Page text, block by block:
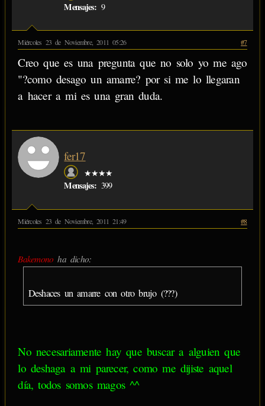
Mensajes: 9
Miércoles 23 de Noviembre, 2011 05:26 #7
Creo que es una pregunta que no solo yo me ago
"?como desago un amarre? por si me lo llegaran
a hacer a mi es una gran duda.
fer17
★★★★
Mensajes: 399
Miércoles 23 de Noviembre, 2011 21:49 #8
Bakemono ha dicho:
Deshaces un amarre con otro brujo (???)
No necesariamente hay que buscar a alguien que
lo deshaga a mi parecer, como me dijiste aquel
día, todos somos magos ^^